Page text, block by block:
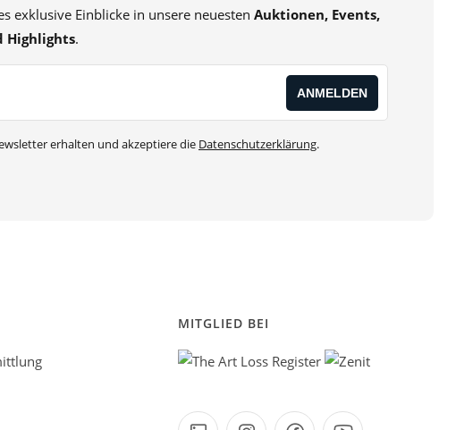
exklusive Einblicke in unsere neuesten Auktionen, Events,
Highlights.
erhalten und akzeptiere die Datenschutzerklärung.
MITGLIED BEI